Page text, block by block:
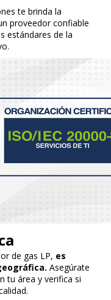
te brinda la
proveedor confiable
estándares de la
de gas LP, es
Asegúrate
tu área y verifica si